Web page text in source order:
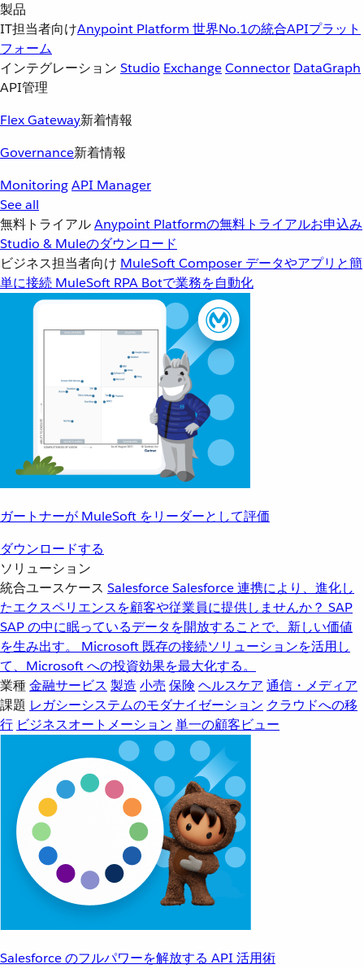
製品
IT担当者向けAnypoint Platform 世界No.1の統合APIプラット
フォーム
インテグレーション Studio ExchangeConnector DataGraph
API管理
Flex Gateway新着情報
Governance新着情報
MonitoringAPI Manager
See all
無料トライアルAnypoint Platformの無料トライアルお申込み
Studio & Muleのダウンロード
ビジネス担当者向け MuleSoft Composer データやアプリと簡
単に接続 MuleSoft RPA Botで業務を自動化
ガートナーが MuleSoft をリーダーとして評価
ダウンロードする
ソリューション
統合ユースケース SalesforceSalesforce 連携により、進化し
たエクスペリエンスを顧客や従業員に提供しませんか？ SAP
SAP の中に眠っているデータを開放することで、新しい価値
を生み出す。
Microsoft 既存の接続ソリューションを活用し
て、Microsoft への投資効果を最大化する。
業種金融サービス 製造 小売 保険 ヘルスケア 通信・メディア
課題 レガシーシステムのモダナイゼーション クラウドへの移
行 ビジネスオートメーション 単一の顧客ビュー
Salesforce のフルパワーを解放する API 活用術